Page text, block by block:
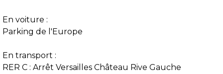
En voiture :
Parking de l'Europe
En transport :
RER C : Arrêt Versailles Château Rive Gauche